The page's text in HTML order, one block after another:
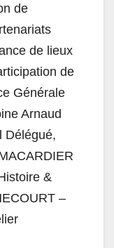
de
de lieux
de
Générale
Arnaud
Délégué,
&
–